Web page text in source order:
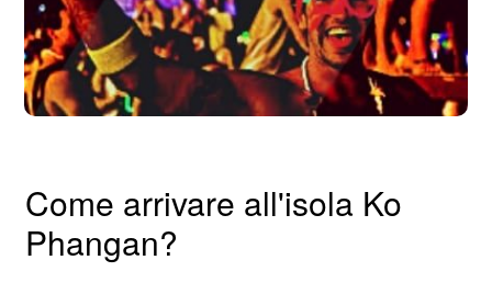
Come arrivare all'isola Ko
Phangan?